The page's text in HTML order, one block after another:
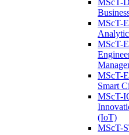
MScT-
MScT-
MScT-
MScT-
Smart
MScT-
(IoT)
MScT-